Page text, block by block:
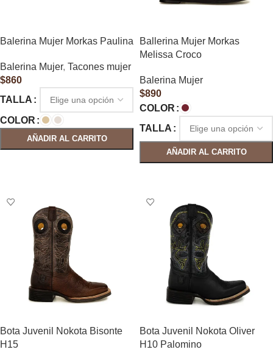
Balerina Mujer Morkas Paulina
Balerina Mujer, Tacones mujer
$860
TALLA
COLOR
AÑADIR AL CARRITO
Ballerina Mujer Morkas
Melissa Croco
Balerina Mujer
$890
COLOR
TALLA
AÑADIR AL CARRITO
Bota Juvenil Nokota Bisonte
H15
Bota Juvenil Nokota Oliver
H10 Palomino